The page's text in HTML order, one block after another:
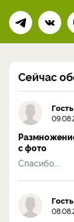
Сейчас
Гость
с фото
Спасибо...
Гость